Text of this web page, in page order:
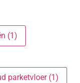
(1)
parketvloer (1)